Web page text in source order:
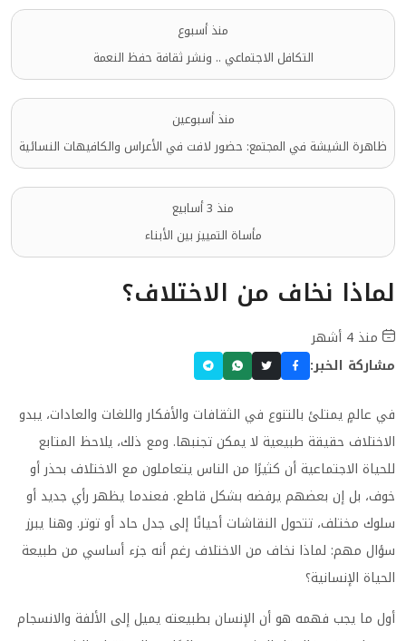
منذ أسبوع
التكافل الاجتماعي .. ونشر ثقافة حفظ النعمة
منذ أسبوعين
ظاهرة الشيشة في المجتمع: حضور لافت في الأعراس والكافيهات النسائية
منذ 3 أسابيع
مأساة التمييز بين الأبناء
لماذا نخاف من الاختلاف؟
منذ 4 أشهر
مشاركة الخبر:
في عالمٍ يمتلئ بالتنوع في الثقافات والأفكار واللغات والعادات، يبدو
الاختلاف حقيقة طبيعية لا يمكن تجنبها. ومع ذلك، يلاحظ المتابع
للحياة الاجتماعية أن كثيرًا من الناس يتعاملون مع الاختلاف بحذر أو
خوف، بل إن بعضهم يرفضه بشكل قاطع. فعندما يظهر رأي جديد أو
سلوك مختلف، تتحول النقاشات أحيانًا إلى جدل حاد أو توتر. وهنا يبرز
سؤال مهم: لماذا نخاف من الاختلاف رغم أنه جزء أساسي من طبيعة
الحياة الإنسانية؟
أول ما يجب فهمه هو أن الإنسان بطبيعته يميل إلى الألفة والانسجام